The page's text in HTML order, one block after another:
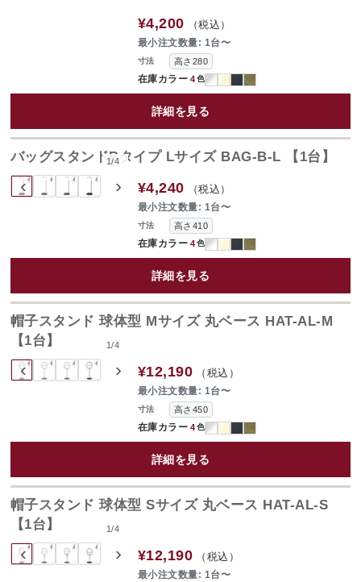
寸法 高さ280
在庫カラー 4色
¥4,200 （税込）
最小注文数量: 1台〜
詳細を見る
‹ ›
1/4
バッグスタンドBタイプ Lサイズ BAG-B-L 【1台】
寸法 高さ410
在庫カラー 4色
¥4,240 （税込）
最小注文数量: 1台〜
詳細を見る
‹ ›
1/4
帽子スタンド 球体型 Mサイズ 丸ベース HAT-AL-M
【1台】
寸法 高さ450
在庫カラー 4色
¥12,190 （税込）
最小注文数量: 1台〜
詳細を見る
‹ ›
1/4
帽子スタンド 球体型 Sサイズ 丸ベース HAT-AL-S
【1台】
¥12,190 （税込）
最小注文数量: 1台〜